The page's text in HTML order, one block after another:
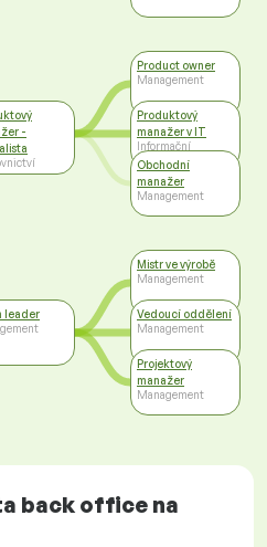
-
leader
Product owner
Management
Produktový
manažer v IT
Informační
technologie
Obchodní
manažer
Management
Mistr ve výrobě
Management
Vedoucí oddělení
Management
Projektový
manažer
Management
back office na